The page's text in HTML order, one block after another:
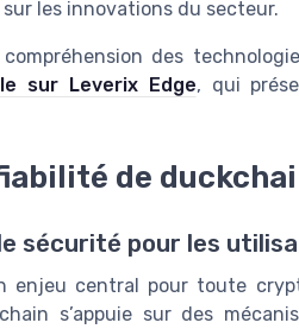
les innovations du secteur.
des
sur Leverix Edge, qui
de
sécurité pour les
enjeu central pour toute
s’appuie sur des